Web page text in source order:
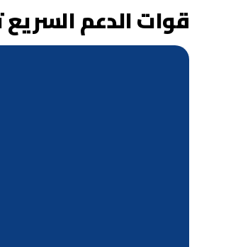
قوات الدعم